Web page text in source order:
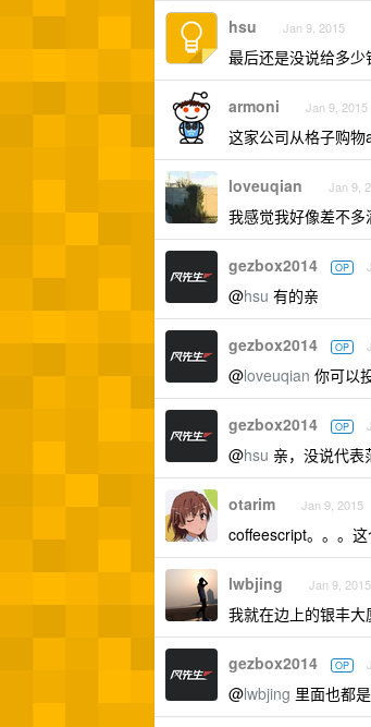
hsu Jan 9, 2015
最后还是没说给多少
armoni Jan 9, 2015
这家公司从格子购
loveuqian Jan 9,
我感觉我好像差不
gezbox2014 OP
@hsu 有的亲
gezbox2014 OP
@loveuqian 你可以
gezbox2014 OP
@hsu 亲，没说代表
otarim Jan 9, 2015
coffeescript。。。
lwbjing Jan 9, 2015
我就在边上的银丰大
gezbox2014 OP
@lwbjing 里面也都